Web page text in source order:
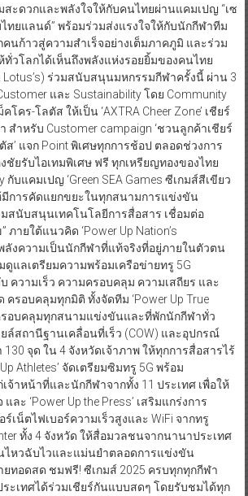
สะดวกและพลังใจให้กับคนไทยผ่านแคมเปญ “เซ
ทยแลนด์” พร้อมร่วมส่งแรงใจให้กับนักกีฬาทีม
นก้าวสู่ความสำเร็จอย่างเต็มภาคภูมิ และร่วม
ทั่วโลกได้เห็นถึงพลังแห่งรอยยิ้มของคนไทย
Lotus’s) ร่วมสนับสนุนมหกรรมกีฬาครั้งนี้ ผ่าน 3
และ Sustainability โดย Community
คร-โลตัส ให้เป็น ‘AXTRA Cheer Zone’ เชียร์
สำหรับ Customer campaign ‘ชวนลูกค้าเชียร์
’ แจก Point พิเศษทุกการช้อป ตลอดช่วงการ
ยรับไอเทมพิเศษ ฟรี ทุกเหรียญทองของไทย
บแคมเปญ ‘Green SEA Games ซีเกมส์สีเขียว
มีการคัดแยกขยะในทุกสนามการแข่งขัน
มสนับสนุนเทคโนโลยีการสื่อสาร เชื่อมต่อ
ายใต้แนวคิด ‘Power Up Nation’s
ลังความเป็นนักกีฬาที่แท้จริงที่อยู่ภายในตัวตน
แลเตรียมความพร้อมเครือข่ายทรู 5G
ความเร็ว ความครอบคลุม ความเสถียร และ
รอบคลุมทุกมิติ ทั้งจัดทีม ‘Power Up True
ครอบคลุมทุกสนามแข่งขันและที่พักนักกีฬาทั่ว
ล์สถานีฐานเคลื่อนที่เร็ว (COW) และอุปกรณ์
จุด ใน 4 จังหวัดเจ้าภาพ ให้ทุกการสื่อสารไร้
Athletes’ จัดเตรียมซิมทรู 5G พร้อม
จ้าหน้าที่และนักกีฬาจากทั้ง 11 ประเทศ เพื่อให้
ละ ‘Power Up the Press’ เสริมแกร่งการ
เน็ตไฟเบอร์ความเร็วสูงและ WiFi จากทรู
ทั้ง 4 จังหวัด ให้สื่อมวลชนจากนานาประเทศ
ไหวฉับไวและแม่นยำตลอดการแข่งขัน
ยทอดสด ชมฟรี! ซีเกมส์ 2025 ครบทุกทุกกีฬา
ะเทศได้ร่วมเชียร์กันแบบสดๆ โดยรับชมได้ทุก